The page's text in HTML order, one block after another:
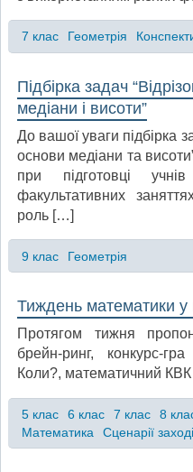
7 клас Геометрія
Підбірка задач
медіани і висоти”
До вашої уваги підбірка
основи медіани та
при підготовці
факультативних
роль […]
9 клас Геометрія
Тиждень математики у
Протягом тижня
брейн-ринг, конкурс-
Коли?, математичний КВК
5 клас 6 клас 7 клас 8
Математика
Сценарії